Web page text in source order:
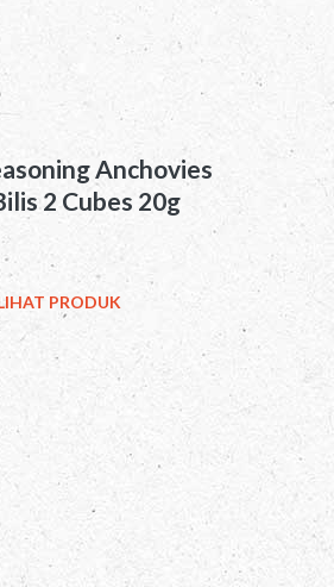
Anchovies
2 Cubes 20g
PRODUK